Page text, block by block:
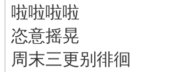
啦啦啦啦
恣意摇晃
周末三更别徘徊